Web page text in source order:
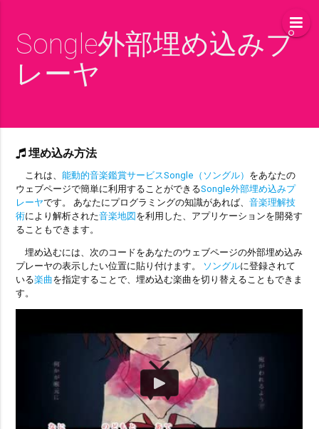
Songle外部埋め込みプ
レーヤ
埋め込み方法
これは、能動的音楽鑑賞サービスSongle（ソングル） をあなたの
ウェブページで簡単に利用することができるSongle外部埋め込みプ
レーヤです。 あなたにプログラミングの知識があれば、音楽理解技
術により解析された音楽地図を利用した、アプリケーションを開発す
ることもできます。
埋め込むには、次のコードをあなたのウェブページの外部埋め込み
プレーヤの表示したい位置に貼り付けます。 ソングルに登録されて
いる楽曲を指定することで、埋め込む楽曲を切り替えることもできま
す。